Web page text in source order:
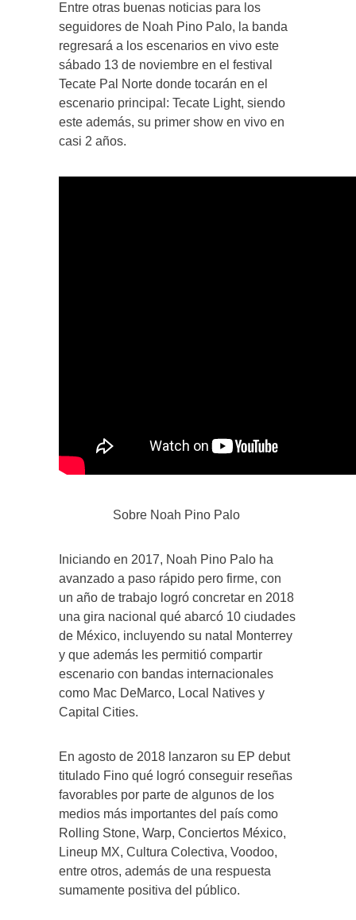
Entre otras buenas noticias para los
seguidores de Noah Pino Palo, la banda
regresará a los escenarios en vivo este
sábado 13 de noviembre en el festival
Tecate Pal Norte donde tocarán en el
escenario principal: Tecate Light, siendo
este además, su primer show en vivo en
casi 2 años. ­ ­
Sobre Noah Pino Palo ­
Iniciando en 2017, Noah Pino Palo ha
avanzado a paso rápido pero firme, con
un año de trabajo logró concretar en 2018
una gira nacional qué abarcó 10 ciudades
de México, incluyendo su natal Monterrey
y que además les permitió compartir
escenario con bandas internacionales
como Mac DeMarco, Local Natives y
Capital Cities.
En agosto de 2018 lanzaron su EP debut
titulado Fino qué logró conseguir reseñas
favorables por parte de algunos de los
medios más importantes del país como
Rolling Stone, Warp, Conciertos México,
Lineup MX, Cultura Colectiva, Voodoo,
entre otros, además de una respuesta
sumamente positiva del público.